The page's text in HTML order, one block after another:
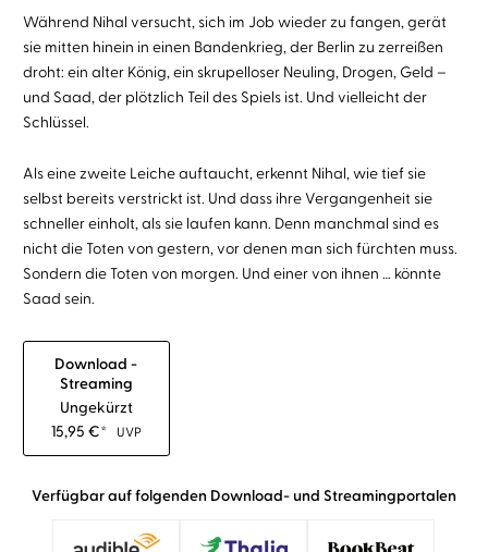
Während Nihal versucht, sich im Job wieder zu fangen, gerät
sie mitten hinein in einen Bandenkrieg, der Berlin zu zerreißen
droht: ein alter König, ein skrupelloser Neuling, Drogen, Geld –
und Saad, der plötzlich Teil des Spiels ist. Und vielleicht der
Schlüssel.
Als eine zweite Leiche auftaucht, erkennt Nihal, wie tief sie
selbst bereits verstrickt ist. Und dass ihre Vergangenheit sie
schneller einholt, als sie laufen kann. Denn manchmal sind es
nicht die Toten von gestern, vor denen man sich fürchten muss.
Sondern die Toten von morgen. Und einer von ihnen … könnte
Saad sein.
Download -
Streaming
Ungekürzt
15,95 €* UVP
Verfügbar auf folgenden Download- und Streamingportalen